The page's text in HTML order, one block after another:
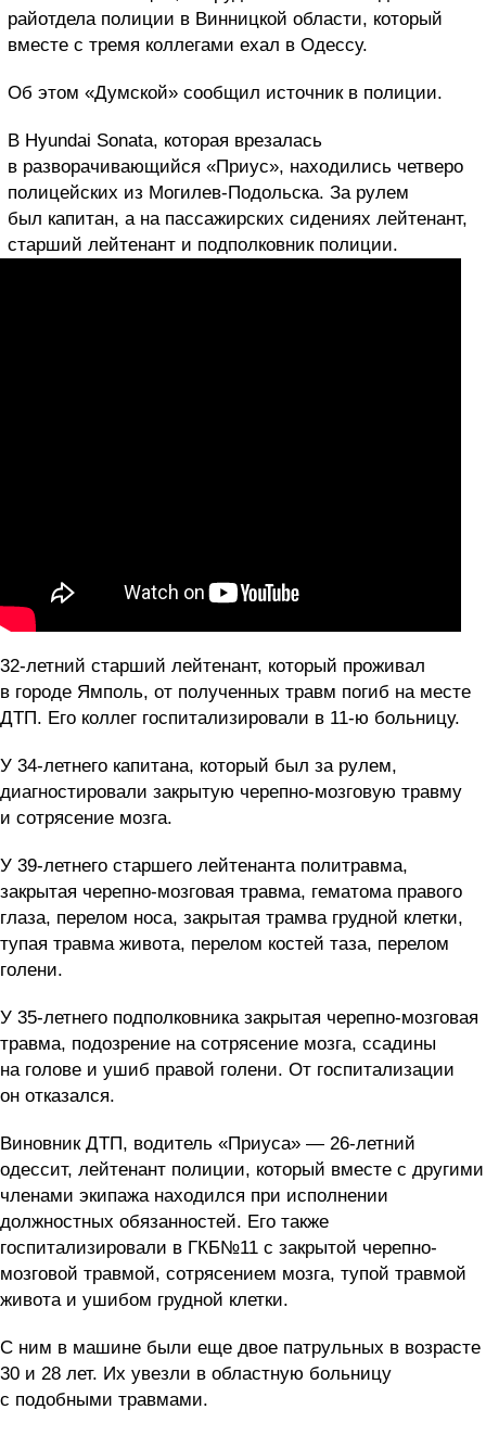
райотдела полиции в Винницкой области, который
вместе с тремя коллегами ехал в Одессу.
Об этом «Думской» сообщил источник в полиции.
В Hyundai Sonata, которая врезалась
в разворачивающийся «Приус», находились четверо
полицейских из Могилев-Подольска. За рулем
был капитан, а на пассажирских сидениях лейтенант,
старший лейтенант и подполковник полиции.
32-летний старший лейтенант, который проживал
в городе Ямполь, от полученных травм погиб на месте
ДТП. Его коллег госпитализировали в 11-ю больницу.
У 34-летнего капитана, который был за рулем,
диагностировали закрытую черепно-мозговую травму
и сотрясение мозга.
У 39-летнего старшего лейтенанта политравма,
закрытая черепно-мозговая травма, гематома правого
глаза, перелом носа, закрытая трамва грудной клетки,
тупая травма живота, перелом костей таза, перелом
голени.
У 35-летнего подполковника закрытая черепно-мозговая
травма, подозрение на сотрясение мозга, ссадины
на голове и ушиб правой голени. От госпитализации
он отказался.
Виновник ДТП, водитель «Приуса» — 26-летний
одессит, лейтенант полиции, который вместе с другими
членами экипажа находился при исполнении
должностных обязанностей. Его также
госпитализировали в ГКБ№11 с закрытой черепно-
мозговой травмой, сотрясением мозга, тупой травмой
живота и ушибом грудной клетки.
С ним в машине были еще двое патрульных в возрасте
30 и 28 лет. Их увезли в областную больницу
с подобными травмами.